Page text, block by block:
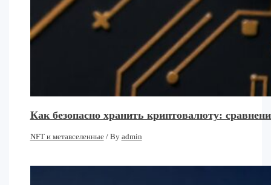
Как безопасно хранить криптовалюту:
NFT и метавселенные/ By admin